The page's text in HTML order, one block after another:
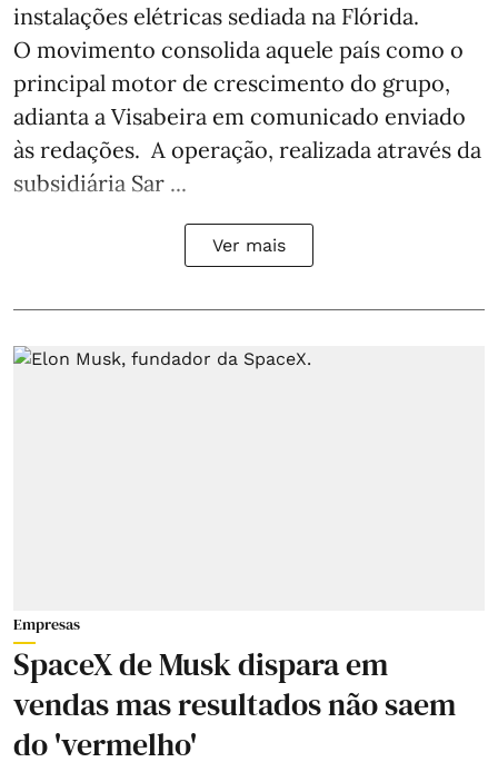
instalações elétricas sediada na Flórida.
O movimento consolida aquele país como o
principal motor de crescimento do grupo,
adianta a Visabeira em comunicado enviado
às redações. A operação, realizada através da
subsidiária Sar ...
Ver mais
Empresas
SpaceX de Musk dispara em
vendas mas resultados não saem
do 'vermelho'